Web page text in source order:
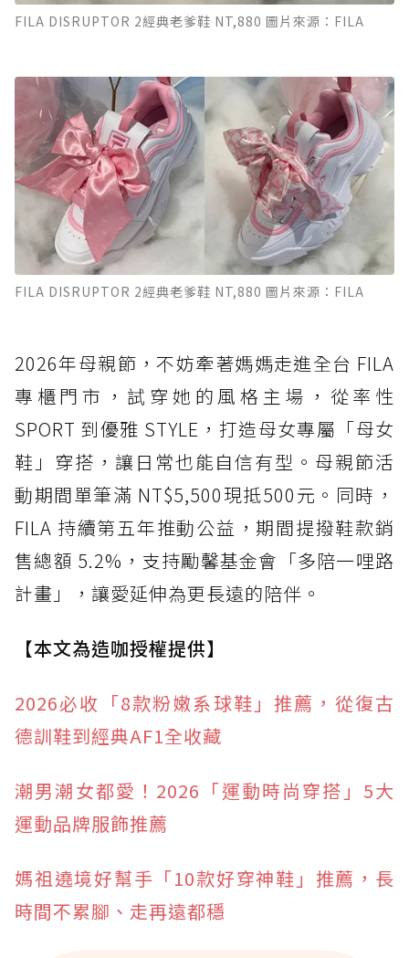
FILA DISRUPTOR 2經典老爹鞋 NT,880 圖片來源：FILA
FILA DISRUPTOR 2經典老爹鞋 NT,880 圖片來源：FILA
2026年母親節，不妨牽著媽媽走進全台 FILA
專櫃門市，試穿她的風格主場，從率性
SPORT 到優雅 STYLE，打造母女專屬「母女
鞋」穿搭，讓日常也能自信有型。母親節活
動期間單筆滿 NT$5,500現抵500元。同時，
FILA 持續第五年推動公益，期間提撥鞋款銷
售總額 5.2%，支持勵馨基金會「多陪一哩路
計畫」，讓愛延伸為更長遠的陪伴。
【本文為造咖授權提供】
2026必收「8款粉嫩系球鞋」推薦，從復古
德訓鞋到經典AF1全收藏
潮男潮女都愛！2026「運動時尚穿搭」5大
運動品牌服飾推薦
媽祖遶境好幫手「10款好穿神鞋」推薦，長
時間不累腳、走再遠都穩